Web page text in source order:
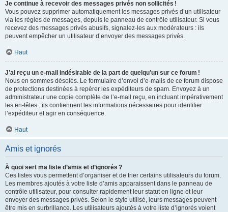
Je continue à recevoir des messages privés non sollicités !
Vous pouvez supprimer automatiquement les messages privés d’un utilisateur
via les règles de messages, depuis le panneau de contrôle utilisateur. Si vous
recevez des messages privés abusifs, signalez-les aux modérateurs : ils
peuvent empêcher un utilisateur d’envoyer des messages privés.
Haut
J’ai reçu un e-mail indésirable de la part de quelqu’un sur ce forum !
Nous en sommes désolés. Le formulaire d’envoi d’e-mails de ce forum dispose
de protections destinées à repérer les expéditeurs de spam. Envoyez à un
administrateur une copie complète de l’e-mail reçu, en incluant impérativement
les en-têtes : ils contiennent les informations nécessaires pour identifier
l’expéditeur et agir en conséquence.
Haut
Amis et ignorés
À quoi sert ma liste d’amis et d’ignorés ?
Ces listes vous permettent d’organiser et de trier certains utilisateurs du forum.
Les membres ajoutés à votre liste d’amis apparaissent dans le panneau de
contrôle utilisateur, pour consulter rapidement leur statut en ligne et leur
envoyer des messages privés. Selon le style utilisé, leurs messages peuvent
être mis en surbrillance. Les utilisateurs ajoutés à votre liste d’ignorés voient